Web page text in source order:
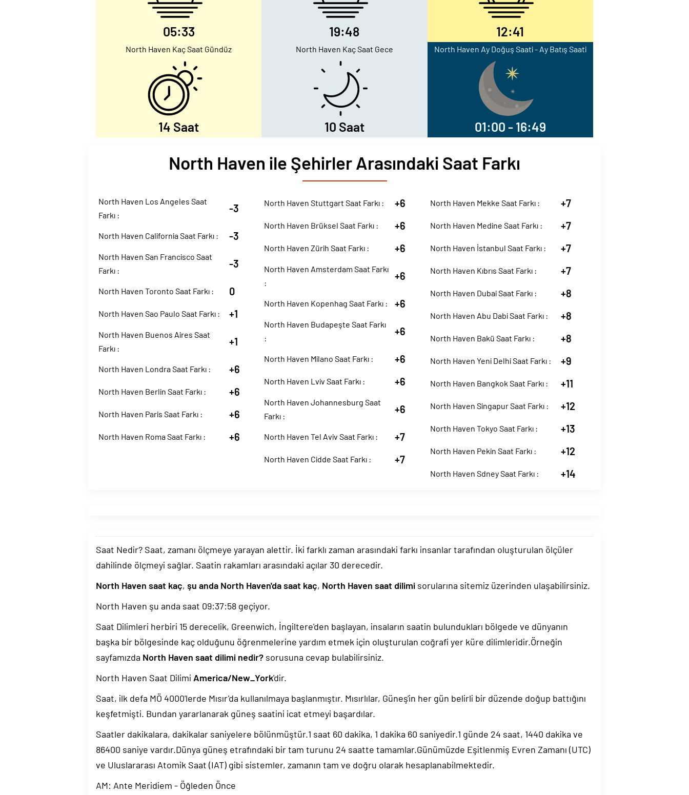
05:33 19:48 12:41
North Haven Kaç Saat Gündüz
14 Saat
North Haven Kaç Saat Gece
10 Saat
North Haven Ay Doğuş Saati - Ay Batış Saati
01:00 - 16:49
North Haven ile Şehirler Arasındaki Saat Farkı
North Haven Los Angeles Saat
Farkı :
-3
North Haven California Saat Farkı : -3
North Haven San Francisco Saat
Farkı :
-3
North Haven Toronto Saat Farkı : 0
North Haven Sao Paulo Saat Farkı : +1
North Haven Buenos Aires Saat
Farkı :
+1
North Haven Londra Saat Farkı : +6
North Haven Berlin Saat Farkı : +6
North Haven Paris Saat Farkı : +6
North Haven Roma Saat Farkı : +6
North Haven Stuttgart Saat Farkı : +6
North Haven Brüksel Saat Farkı : +6
North Haven Zürih Saat Farkı : +6
North Haven Amsterdam Saat Farkı
:
+6
North Haven Kopenhag Saat Farkı : +6
North Haven Budapeşte Saat Farkı
:
+6
North Haven Milano Saat Farkı : +6
North Haven Lviv Saat Farkı : +6
North Haven Johannesburg Saat
Farkı :
+6
North Haven Tel Aviv Saat Farkı : +7
North Haven Cidde Saat Farkı : +7
North Haven Mekke Saat Farkı : +7
North Haven Medine Saat Farkı : +7
North Haven İstanbul Saat Farkı : +7
North Haven Kıbrıs Saat Farkı : +7
North Haven Dubai Saat Farkı : +8
North Haven Abu Dabi Saat Farkı : +8
North Haven Bakü Saat Farkı : +8
North Haven Yeni Delhi Saat Farkı : +9
North Haven Bangkok Saat Farkı : +11
North Haven Singapur Saat Farkı : +12
North Haven Tokyo Saat Farkı : +13
North Haven Pekin Saat Farkı : +12
North Haven Sdney Saat Farkı : +14
Saat Nedir? Saat, zamanı ölçmeye yarayan alettir. İki farklı zaman arasındaki farkı insanlar tarafından oluşturulan ölçüler
dahilinde ölçmeyi sağlar. Saatin rakamları arasındaki açılar 30 derecedir.
North Haven saat kaç, şu anda North Haven'da saat kaç, North Haven saat dilimi sorularına sitemiz üzerinden ulaşabilirsiniz.
North Haven şu anda saat 09:37:59 geçiyor.
Saat Dilimleri herbiri 15 derecelik, Greenwich, İngiltere'den başlayan, insaların saatin bulundukları bölgede ve dünyanın
başka bir bölgesinde kaç olduğunu öğrenmelerine yardım etmek için oluşturulan coğrafi yer küre dilimleridir.Örneğin
sayfamızda North Haven saat dilimi nedir? sorusuna cevap bulabilirsiniz.
North Haven Saat Dilimi America/New_York'dir.
Saat, ilk defa MÖ 4000'lerde Mısır'da kullanılmaya başlanmıştır. Mısırlılar, Güneş'in her gün belirli bir düzende doğup battığını
keşfetmişti. Bundan yararlanarak güneş saatini icat etmeyi başardılar.
Saatler dakikalara, dakikalar saniyelere bölünmüştür.1 saat 60 dakika, 1 dakika 60 saniyedir.1 günde 24 saat, 1440 dakika ve
86400 saniye vardır.Dünya güneş etrafındaki bir tam turunu 24 saatte tamamlar.Günümüzde Eşitlenmiş Evren Zamanı (UTC)
ve Uluslararası Atomik Saat (IAT) gibi sistemler, zamanın tam ve doğru olarak hesaplanabilmektedir.
AM: Ante Meridiem - Öğleden Önce